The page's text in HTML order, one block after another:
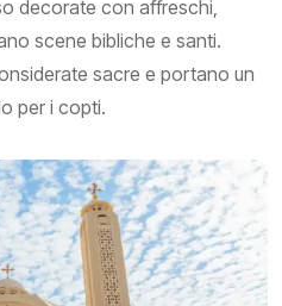
decorate con affreschi,
scene bibliche e santi.
sacre e portano un
per i copti.